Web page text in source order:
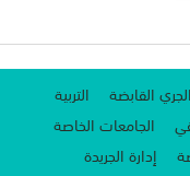
القابضة
التربية
الجامعات الخاصة
إدارة الجريدة